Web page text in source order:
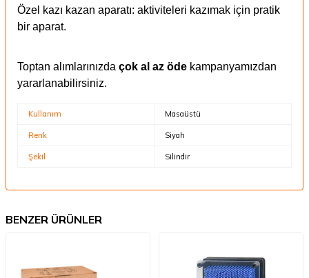
Özel kazı kazan aparatı: aktiviteleri kazımak için pratik
bir aparat.
Toptan alımlarınızda çok al az öde kampanyamızdan
yararlanabilirsiniz.
Kullanım Masaüstü
Renk Siyah
Şekil Silindir
BENZER ÜRÜNLER